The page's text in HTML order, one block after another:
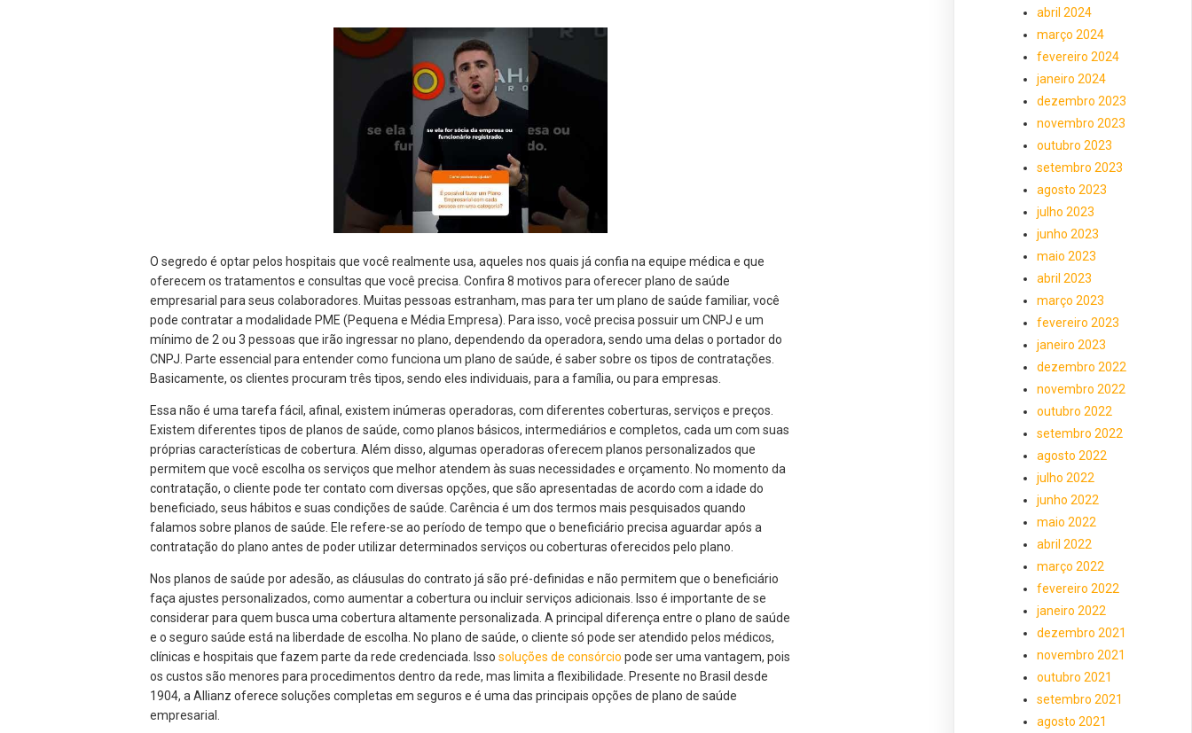
O segredo é optar pelos hospitais que você realmente usa, aqueles nos quais já confia na equipe médica e que
oferecem os tratamentos e consultas que você precisa. Confira 8 motivos para oferecer plano de saúde
empresarial para seus colaboradores. Muitas pessoas estranham, mas para ter um plano de saúde familiar, você
pode contratar a modalidade PME (Pequena e Média Empresa). Para isso, você precisa possuir um CNPJ e um
mínimo de 2 ou 3 pessoas que irão ingressar no plano, dependendo da operadora, sendo uma delas o portador do
CNPJ. Parte essencial para entender como funciona um plano de saúde, é saber sobre os tipos de contratações.
Basicamente, os clientes procuram três tipos, sendo eles individuais, para a família, ou para empresas.
Essa não é uma tarefa fácil, afinal, existem inúmeras operadoras, com diferentes coberturas, serviços e preços.
Existem diferentes tipos de planos de saúde, como planos básicos, intermediários e completos, cada um com suas
próprias características de cobertura. Além disso, algumas operadoras oferecem planos personalizados que
permitem que você escolha os serviços que melhor atendem às suas necessidades e orçamento. No momento da
contratação, o cliente pode ter contato com diversas opções, que são apresentadas de acordo com a idade do
beneficiado, seus hábitos e suas condições de saúde. Carência é um dos termos mais pesquisados quando
falamos sobre planos de saúde. Ele refere-se ao período de tempo que o beneficiário precisa aguardar após a
contratação do plano antes de poder utilizar determinados serviços ou coberturas oferecidos pelo plano.
Nos planos de saúde por adesão, as cláusulas do contrato já são pré-definidas e não permitem que o beneficiário
faça ajustes personalizados, como aumentar a cobertura ou incluir serviços adicionais. Isso é importante de se
considerar para quem busca uma cobertura altamente personalizada. A principal diferença entre o plano de saúde
e o seguro saúde está na liberdade de escolha. No plano de saúde, o cliente só pode ser atendido pelos médicos,
clínicas e hospitais que fazem parte da rede credenciada. Issosoluções de consórcio pode ser uma vantagem, pois
os custos são menores para procedimentos dentro da rede, mas limita a flexibilidade. Presente no Brasil desde
1904, a Allianz oferece soluções completas em seguros e é uma das principais opções de plano de saúde
empresarial.
abril 2024
março 2024
fevereiro 2024
janeiro 2024
dezembro 2023
novembro 2023
outubro 2023
setembro 2023
agosto 2023
julho 2023
junho 2023
maio 2023
abril 2023
março 2023
fevereiro 2023
janeiro 2023
dezembro 2022
novembro 2022
outubro 2022
setembro 2022
agosto 2022
julho 2022
junho 2022
maio 2022
abril 2022
março 2022
fevereiro 2022
janeiro 2022
dezembro 2021
novembro 2021
outubro 2021
setembro 2021
agosto 2021